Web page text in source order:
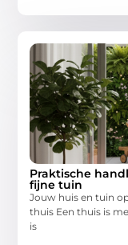
Praktische
fijne tuin
Jouw huis en tuin
thuis Een thuis is
is